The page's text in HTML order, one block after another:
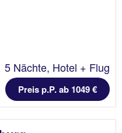
5 Nächte, Hotel + Flug
Preis p.P. ab 1049 €